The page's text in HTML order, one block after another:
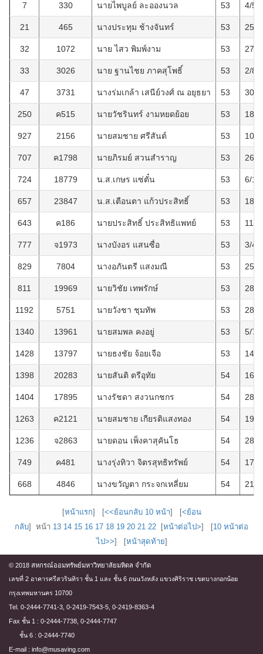
7 330 นายไพบูลย์ ละอองนวล 53 4/5/
21 465 นางประทุม ช้างจันทร์ 53 25/
32 1072 นาย ไสว พิมพ์งาม 53 27/
33 3026 นาย ฐานไชย ภาคสุโพธิ์ 53 2/8/
47 3731 นางร่มเกล้า เสนีย์วงศ์ ณ อยุธยา 53 30/
250 ค515 นายวัชรินทร์ งามหยดย้อย 53 18/
927 2156 นายสมชาย ศรีสันต์ 53 10/
707 ค1798 นายภิรมย์ สวนสำราญ 53 26/
724 18779 น.ส.เกษร แซ่ตั๋น 53 6/
657 23847 น.ส.เตือนตา แก้วประสิทธิ์ 53 18/
643 ค186 นายประสิทธิ์ ประสิทธิแพทย์ 53 11/
777 จ1973 นางบังอร แสนซื่อ 53 3/4/
829 7804 นางอภันตรี แสงมณี 53 25/
811 19969 นายวิชัย เทพรักษ์ 53 28/
1192 5751 นายวังชา ชุมทัพ 53 28/
1340 13961 นายสมพล คงอยู่ 53 5/7/
1428 13797 นายธงชัย จ้อยเจือ 53 14/
1398 20283 นายสันติ ตรีอุทัย 54 16/
1404 17895 นางรัชดา สงวนกชกร 54 28/
1263 ค2121 นายสมชาย เกียรติแสงทอง 54 19/
1236 จ2863 นายดอน เพ็งคาสุคันโธ 54 28/
749 ค481 นางรุ่งทิวา จิตรสุทธิทรัพย์ 54 17/
668 4846 นางขวัญตา กระจกเหลี่ยม 54 21/
[หน้าแรก] [<<ย้อนกลับ 10 หน้า] [<ย้อน
กลับ] หน้า 13 14 15 16 17 18 19 20 21 22 [หน้าต่อไป>] [10 หน้าต่อ
ไป>>] [หน้าสุดท้าย]
© 2018 สหกรณ์ออมทรัพย์มหาวิทยาลัยมหิดล จำกัด
เลขที่ 2 อาคารศรีสวรินทิรา ชั้น 1 และ ชั้น 6 ถนนวังหลัง แขวงศิริราช เขตบางกอกน้อย
กรุงเทพมหานคร 10700
Tel. 0-2444-7741-3, 0-2419-7543-5, 0-2419-8363-4
Fax ชั้น 1 : 0-2444-7738, 0-2444-7747
ชั้น 6 : 0-2444-7740
E-mail : info@musaving.com